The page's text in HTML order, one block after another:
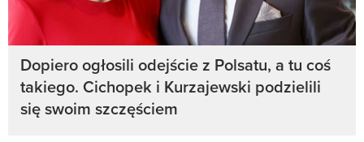
Dopiero ogłosili odejście z Polsatu, a tu coś
takiego. Cichopek i Kurzajewski podzielili
się swoim szczęściem